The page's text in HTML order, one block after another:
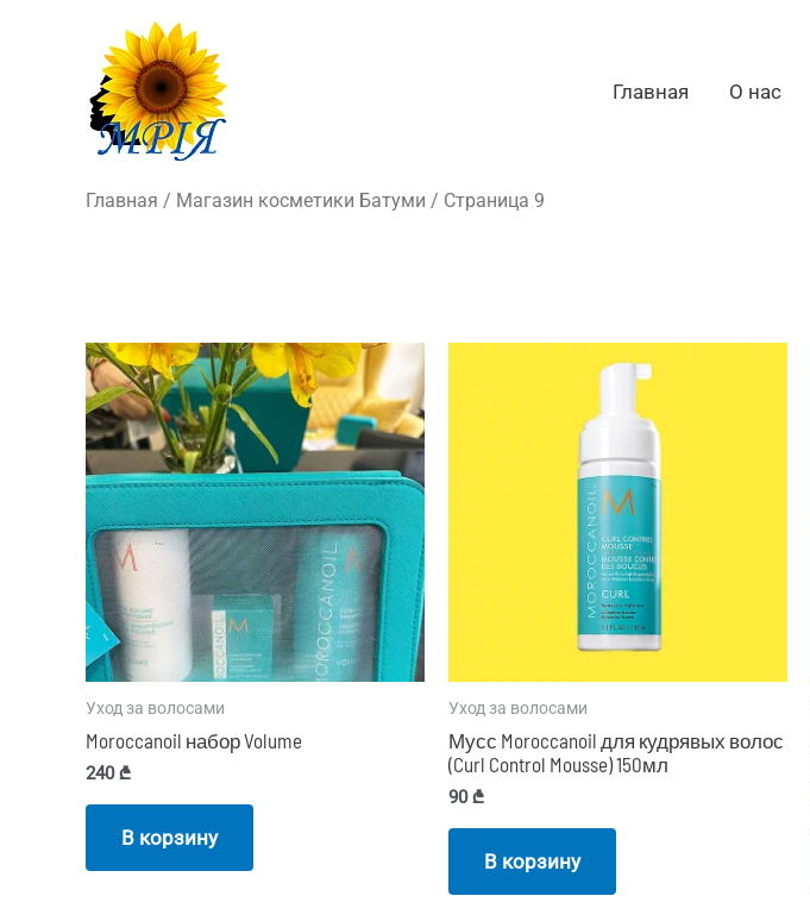
Главная О нас
Главная / Магазин косметики Батуми / Страница 9
Уход за волосами
Moroccanoil набор Volume
240₾
В корзину
Уход за волосами
Мусс Moroccanoil для кудрявых волос
(Curl Control Mousse) 150мл
90₾
В корзину